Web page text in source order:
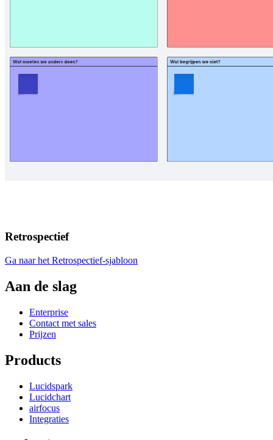
Retrospectief
Ga naar het Retrospectief-sjabloon
Aan de slag
Enterprise
Contact met sales
Prijzen
Products
Lucidspark
Lucidchart
airfocus
Integraties